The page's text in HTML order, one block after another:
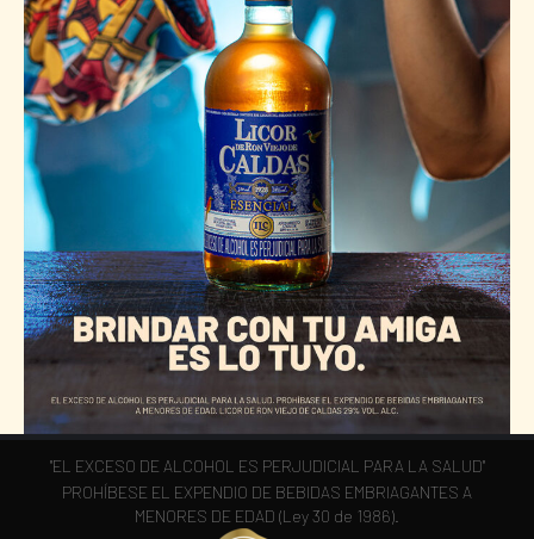
"EL EXCESO DE ALCOHOL ES PERJUDICIAL PARA LA SALUD"
PROHÍBESE EL EXPENDIO DE BEBIDAS EMBRIAGANTES A
MENORES DE EDAD (Ley 30 de 1986).